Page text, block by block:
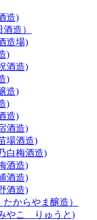
造)
造）
造場)
)
酒造)
)
造)
)
造)
酒造)
場酒造)
白梅酒造)
酒造)
酒造)
酒造)
からやま醸造）
やこ りゅうと)